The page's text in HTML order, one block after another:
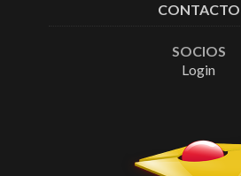
CONTACTO
SOCIOS
Login